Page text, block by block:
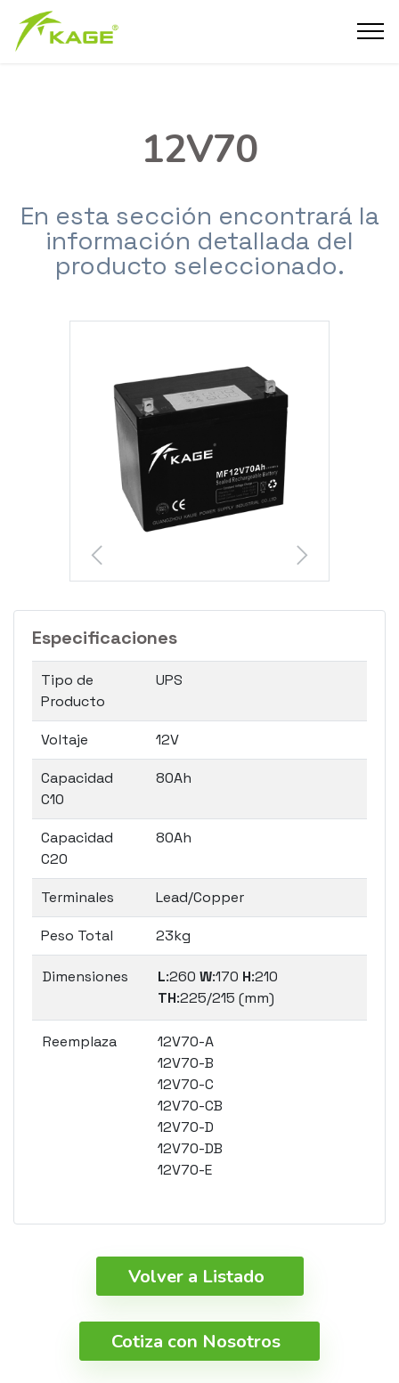
12V70
En esta sección encontrará la
información detallada del
producto seleccionado.
Especificaciones
Tipo de
Producto
UPS
Voltaje 12V
Capacidad
C10
80Ah
Capacidad
C20
80Ah
Terminales Lead/Copper
Peso Total 23kg
Dimensiones L:260 W:170 H:210
TH:225/215 (mm)
Reemplaza
12V70-A
12V70-B
12V70-C
12V70-CB
12V70-D
12V70-DB
12V70-E
Volver a Listado
Cotiza con Nosotros